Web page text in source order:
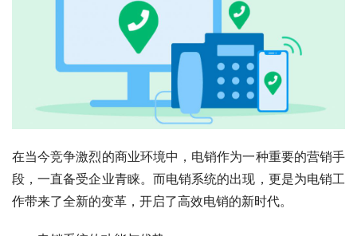
在当今竞争激烈的商业环境中，电销作为一种重要的营销手
段，一直备受企业青睐。而电销系统的出现，更是为电销工
作带来了全新的变革，开启了高效电销的新时代。